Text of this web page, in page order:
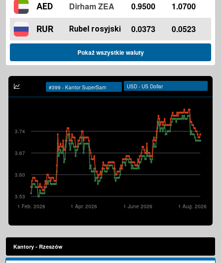
AED Dirham ZEA 0.9500 1.0700
RUR Rubel rosyjski 0.0373 0.0523
Pokaż wszystkie waluty
3.53
3.60
3.67
3.74
1 Aug. 2026
1 June 2026
1 Apr. 2026
1 Feb. 2026
Kantory - Rzeszów